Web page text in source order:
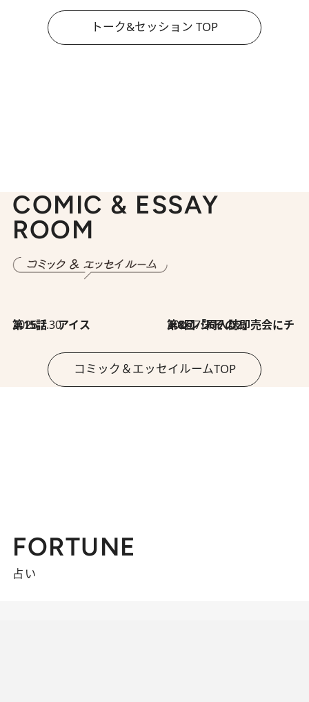
トーク&セッション TOP
COMIC & ESSAY
ROOM
2026.7.30
第15話 アイス 2026.7.30
第8回「同人誌即売会にチャレンジ その2」
コミック＆エッセイルームTOP
FORTUNE
占い